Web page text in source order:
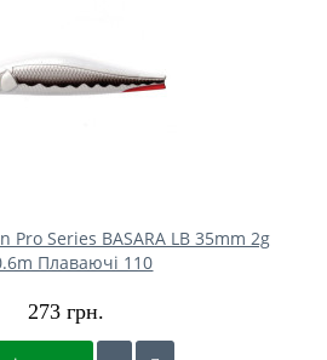
Pro Series BASARA LB 35mm 2g
Плаваючі 110
273 грн.